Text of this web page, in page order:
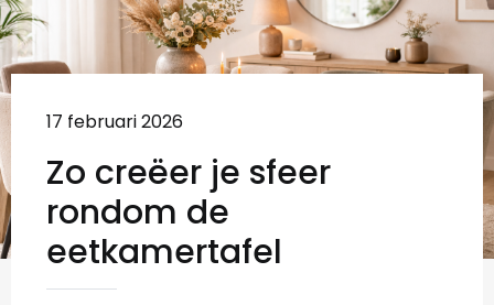
17 februari 2026
Zo creëer je sfeer
rondom de
eetkamertafel